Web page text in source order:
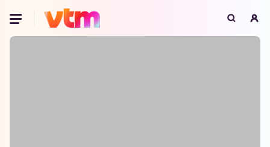
Oeps, browser niet ondersteund